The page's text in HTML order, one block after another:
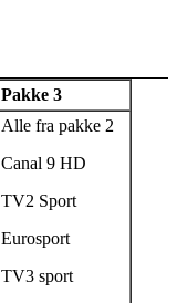
Pakke 3
Alle fra pakke 2
Canal 9 HD
TV2 Sport
Eurosport
TV3 sport